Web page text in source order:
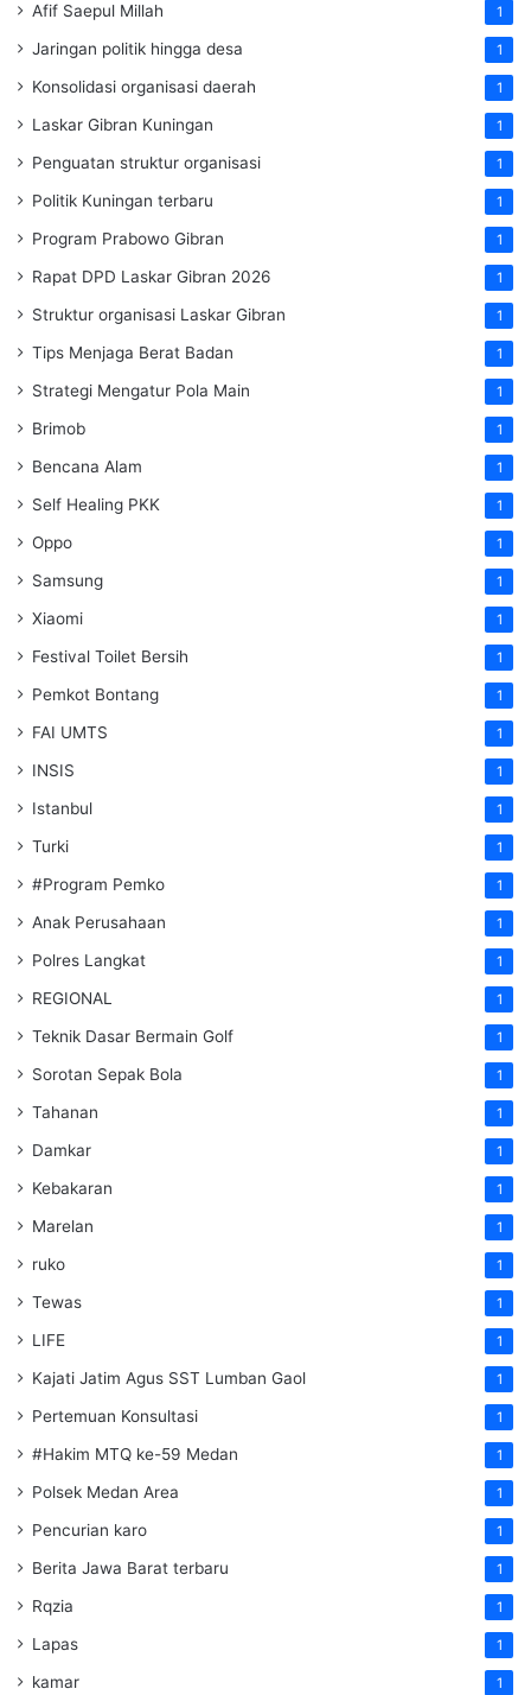
Afif Saepul Millah 1
Jaringan politik hingga desa 1
Konsolidasi organisasi daerah 1
Laskar Gibran Kuningan 1
Penguatan struktur organisasi 1
Politik Kuningan terbaru 1
Program Prabowo Gibran 1
Rapat DPD Laskar Gibran 2026 1
Struktur organisasi Laskar Gibran 1
Tips Menjaga Berat Badan 1
Strategi Mengatur Pola Main 1
Brimob 1
Bencana Alam 1
Self Healing PKK 1
Oppo 1
Samsung 1
Xiaomi 1
Festival Toilet Bersih 1
Pemkot Bontang 1
FAI UMTS 1
INSIS 1
Istanbul 1
Turki 1
#Program Pemko 1
Anak Perusahaan 1
Polres Langkat 1
REGIONAL 1
Teknik Dasar Bermain Golf 1
Sorotan Sepak Bola 1
Tahanan 1
Damkar 1
Kebakaran 1
Marelan 1
ruko 1
Tewas 1
LIFE 1
Kajati Jatim Agus SST Lumban Gaol 1
Pertemuan Konsultasi 1
#Hakim MTQ ke-59 Medan 1
Polsek Medan Area 1
Pencurian karo 1
Berita Jawa Barat terbaru 1
Rqzia 1
Lapas 1
kamar 1